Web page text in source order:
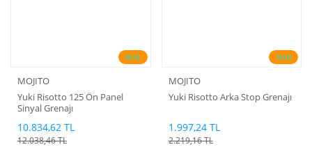
%10
MOJITO
Yuki Risotto 125 Ön Panel
Sinyal Grenajı
10.834,62 TL
12.038,46 TL
%10
MOJITO
Yuki Risotto Arka Stop Grenajı
1.997,24 TL
2.219,16 TL